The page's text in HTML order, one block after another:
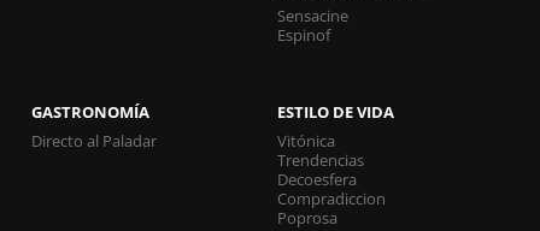
Sensacine
Espinof
GASTRONOMÍA
Directo al Paladar
ESTILO DE VIDA
Vitónica
Trendencias
Decoesfera
Compradiccion
Poprosa